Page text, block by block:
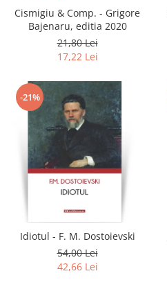
Cismigiu & Comp. - Grigore
Bajenaru, editia 2020
21,80 Lei
17,22 Lei
-21%
Idiotul - F. M. Dostoievski
54,00 Lei
42,66 Lei